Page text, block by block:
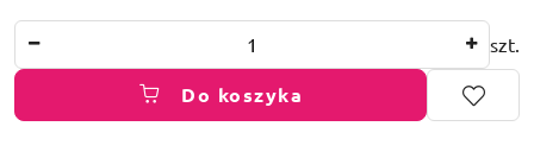
szt.
Do koszyka